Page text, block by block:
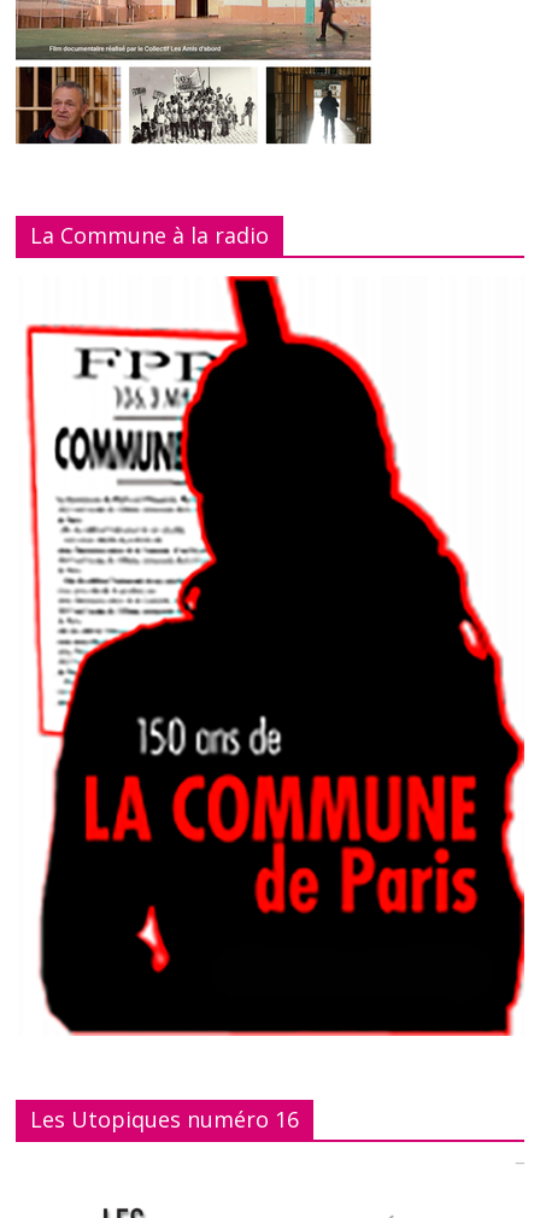
La Commune à la radio
Les Utopiques numéro 16